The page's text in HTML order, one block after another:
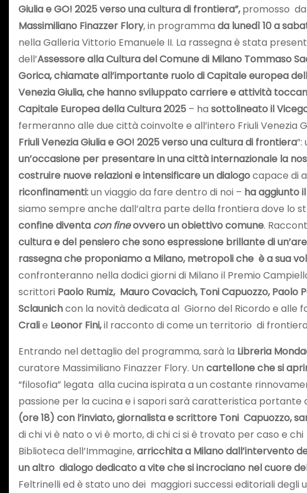
Giulia e GO! 2025 verso una cultura di frontiera”,promosso
Massimiliano Finazzer Flory, in programma da lunedì 10 a
nella Galleria Vittorio Emanuele II. La rassegna è stata
dell’Assessore alla Cultura del Comune di Milano Tommaso
Gorica, chiamate all’importante ruolo di Capitale europea
Venezia Giulia, che hanno sviluppato carriere e attività
Capitale Europea della Cultura 2025 – ha sottolineato il
fermeranno alle due città coinvolte e all’intero Friuli Venezia
Friuli Venezia Giulia e GO! 2025 verso una cultura di frontiera
un’occasione per presentare in una città internazionale la
costruire nuove relazioni e intensificare un dialogocapace di
riconfinamenti:un viaggio da fare dentro di noi – haaggiunto
siamo sempre anche dall’altra parte della frontiera dove lo
confine diventa con fineovvero unobiettivo comune.
cultura e del pensiero che sono espressione brillante di
rassegna che proponiamo a Milano, metropoli che è a sua
confronteranno nella dodici giorni di Milano il Premio
scrittori Paolo Rumiz, Mauro Covacich, Toni Capuozzo, Paolo
Sclaunichcon la novità dedicata al Giorno del Ricordo e alle
Cralie Leonor Fini,il racconto di come un territorio di
Entrando nel dettaglio del programma, sarà la Libreria
curatore Massimiliano Finazzer Flory. Un cartellone che si
“filosofia” legata alla cucina ispirata a un costante
passione per la cucina e i sapori sarà caratteristica portante
(ore 18) con l’inviato, giornalista e scrittore Toni Capuozzo,
di chi vi è nato o vi è morto, di chi ci si è trovato per caso e
Biblioteca dell’Immagine,arricchita a Milano dall’intervento
un altro dialogo dedicato a vite che si incrociano nel cuore
Feltrinelli ed è stato uno dei maggiori successi editoriali degli